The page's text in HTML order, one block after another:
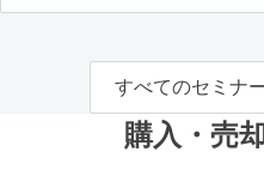
すべてのセミナ
購入・売